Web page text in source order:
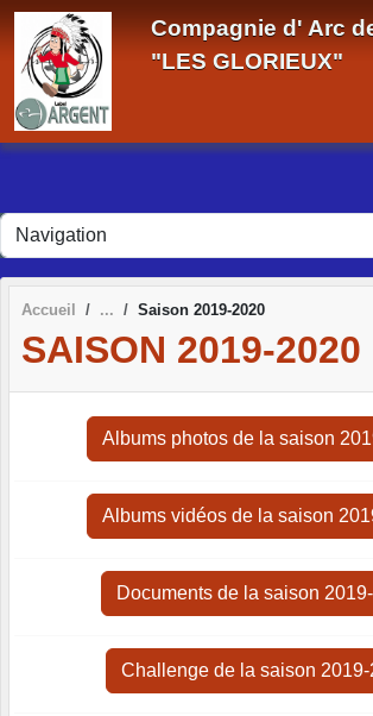
Compagnie d' Arc
"LES GLORIEUX"
Accueil Saison 2019-2020
SAISON 2019-2020
Albums photos de la saison
Albums vidéos de la saison
Documents de la saison
Challenge de la saison 2019-
Panneau de gestion des cookies